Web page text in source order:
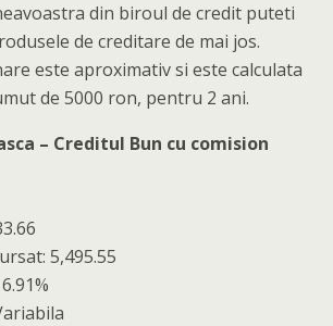
din biroul de credit puteti
de creditare de mai jos.
este aproximativ si este calculata
de 5000 ron, pentru 2 ani.
– Creditul Bun cu comision
5,495.55